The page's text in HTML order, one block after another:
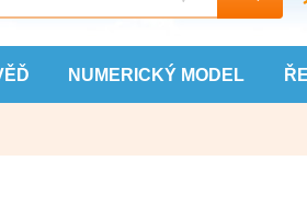
NUMERICKÝ MODEL